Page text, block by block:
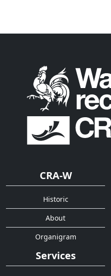
CRA-W
Historic
About
Organigram
Services